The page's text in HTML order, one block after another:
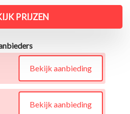
PRIJZEN
Bekijk aanbieding
Bekijk aanbieding